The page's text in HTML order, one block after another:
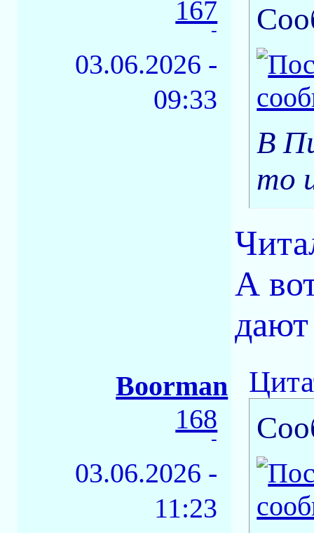
167
-
03.06.2026 -
09:33
В
то
А
дают
Boorman
168
-
03.06.2026 -
11:23